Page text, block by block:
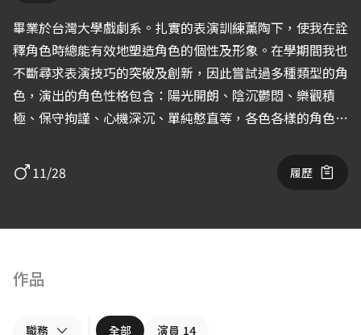
畢業於台灣大學戲劇系。扎實的表演訓練薰陶下，使我在詮
釋角色時總能有效地塑造角色的個性及形象。在學期間我也
不斷尋求表演技巧的突破及創新，因此嘗試過多種類型的角
色，演出的角色性格包含：陽光開朗、陰沉鬱悶、樂觀積
極、保守拘謹、心機深沉、單純憨直等，各色各樣的角色均
告、多部MV及學生製片作品。
11/28 履歷
作品
職務 全部 演員 14